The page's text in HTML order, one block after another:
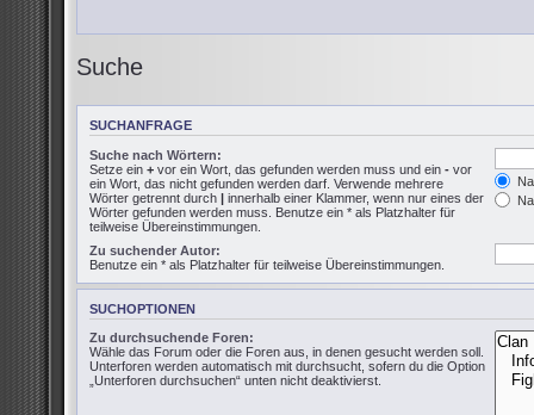
Suche
SUCHANFRAGE
Suche nach Wörtern:
Setze ein + vor ein Wort, das gefunden werden muss und ein - vor
ein Wort, das nicht gefunden werden darf. Verwende mehrere
Wörter getrennt durch | innerhalb einer Klammer, wenn nur eines der
Wörter gefunden werden muss. Benutze ein * als Platzhalter für
teilweise Übereinstimmungen.
Zu suchender Autor:
Benutze ein * als Platzhalter für teilweise Übereinstimmungen.
SUCHOPTIONEN
Zu durchsuchende Foren:
Wähle das Forum oder die Foren aus, in denen gesucht werden soll.
Unterforen werden automatisch mit durchsucht, sofern du die Option
„Unterforen durchsuchen“ unten nicht deaktivierst.